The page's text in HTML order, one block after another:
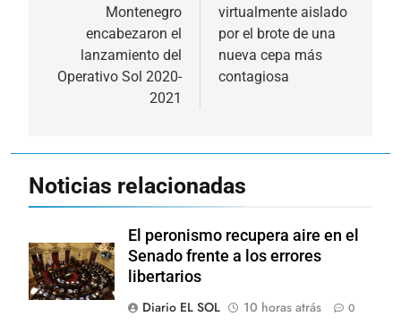
entradas
Montenegro
encabezaron el
lanzamiento del
Operativo Sol 2020-
2021
virtualmente aislado
por el brote de una
nueva cepa más
contagiosa
Noticias relacionadas
El peronismo recupera aire en el
Senado frente a los errores
libertarios
Diario EL SOL
10 horas atrás 0